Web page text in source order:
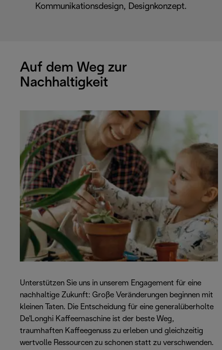
Kommunikationsdesign, Designkonzept.
Auf dem Weg zur
Nachhaltigkeit
Unterstützen Sie uns in unserem Engagement für eine
nachhaltige Zukunft: Große Veränderungen beginnen mit
kleinen Taten. Die Entscheidung für eine generalüberholte
De'Longhi Kaffeemaschine ist der beste Weg,
traumhaften Kaffeegenuss zu erleben und gleichzeitig
wertvolle Ressourcen zu schonen statt zu verschwenden.